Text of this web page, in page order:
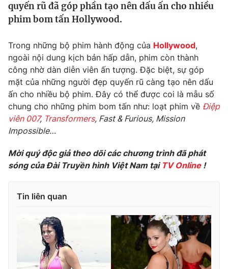
Thế giới
Thế giới đó đây
Câu chuyện quốc tế
Kinh tế
Tài chính
Thị trường
Góc doanh nghiệp
Dữ liệu và đời sống
Truyền hình
Phim VTV
Nhân vật
Giải trí
Điện ảnh
Sao
Đời sống
Chất lượng cuộc sống
Giáo dục
Học trực tuyến
Công nghệ
Hitech Công nghệ tương lai
Sản phẩm
Giao lưu trực tuyến
quyến rũ đã góp phần tạo nên dấu ấn cho nhiều
phim bom tấn Hollywood.
Trong những bộ phim hành động của Hollywood,
ngoài nội dung kịch bản hấp dẫn, phim còn thành
công nhờ dàn diễn viên ấn tượng. Đặc biệt, sự góp
mặt của những người đẹp quyến rũ càng tạo nên dấu
ấn cho nhiều bộ phim. Đây có thể được coi là mẫu số
chung cho những phim bom tấn như: loạt phim về Điệp
viên 007, Transformers, Fast & Furious, Mission
Impossible…
Mời quý độc giả theo dõi các chương trình đã phát
sóng của Đài Truyền hình Việt Nam tạiTV Online!
Tin liên quan